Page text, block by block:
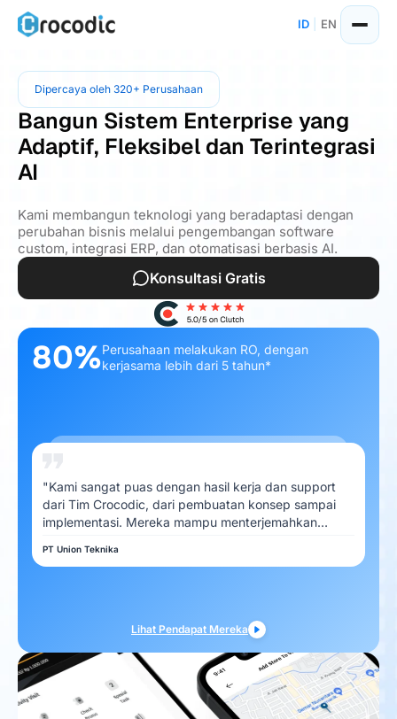
ID EN
Dipercaya oleh 320+ Perusahaan
Bangun Sistem Enterprise yang
Adaptif, Fleksibel dan Terintegrasi
AI
Kami membangun teknologi yang beradaptasi dengan
perubahan bisnis melalui pengembangan software
custom, integrasi ERP, dan otomatisasi berbasis AI.
Konsultasi Gratis
80%Perusahaan melakukan RO, dengan
kerjasama lebih dari 5 tahun*
"Kami sangat puas dengan hasil kerja dan support
dari Tim Crocodic, dari pembuatan konsep sampai
implementasi. Mereka mampu menterjemahkan
PT Union Teknika
Lihat Pendapat Mereka